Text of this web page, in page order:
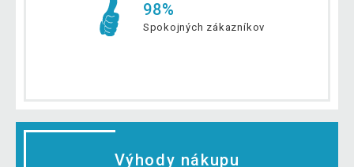
98%
Spokojných zákazníkov
Výhody nákupu